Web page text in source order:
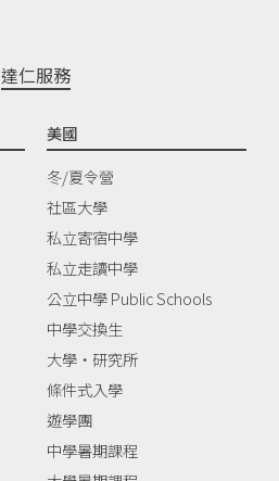
達仁服務
美國
冬/夏令營
社區大學
私立寄宿中學
私立走讀中學
公立中學 Public Schools
中學交換生
大學‧研究所
條件式入學
遊學團
中學暑期課程